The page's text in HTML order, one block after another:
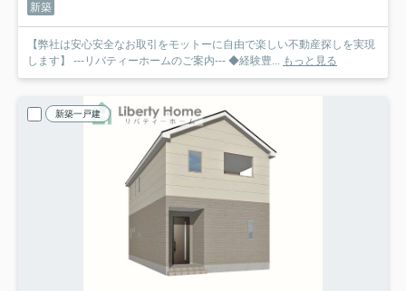
新築
【弊社は安心安全なお取引をモットーに自由で楽しい不動産探しを実現
します】 ---リバティーホームのご案内--- ◆経験豊... もっと見る
新築一戸建